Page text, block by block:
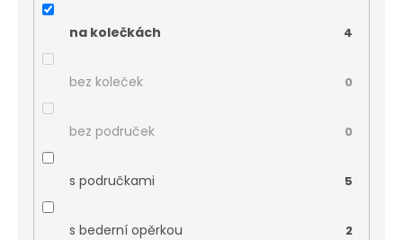
na kolečkách 4
bez koleček 0
bez područek 0
s područkami 5
s bederní opěrkou 2